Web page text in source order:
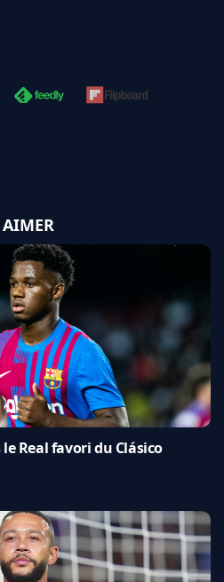
Real favori du Clásico